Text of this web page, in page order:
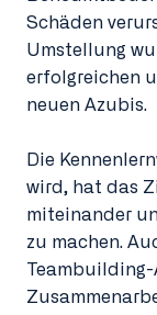
Schäden
Umstellung
erfolgreichen
neuen Azubis.
Die
wird, hat das
miteinander
zu machen.